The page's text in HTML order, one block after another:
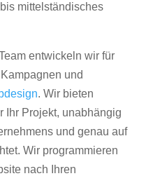
mittelständisches
entwickeln wir für
und
. Wir bieten
Ihr Projekt, unabhängig
und genau auf
Wir programmieren
nach Ihren